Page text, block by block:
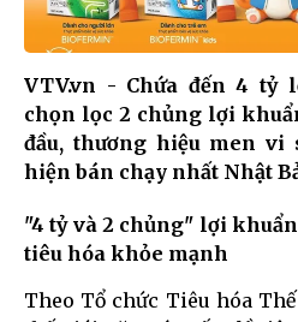
VTV.vn - Chứa đến 4 tỷ
chọn lọc 2 chủng lợi
đầu, thương hiệu men vi
hiện bán chạy nhất Nhật
"4 tỷ và 2 chủng" lợi
tiêu hóa khỏe mạnh
Theo Tổ chức Tiêu hóa